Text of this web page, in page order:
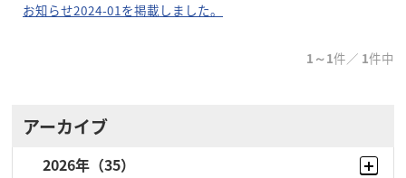
お知らせ2024-01を掲載しました。
1～1件／ 1件中
アーカイブ
2026年 （35）